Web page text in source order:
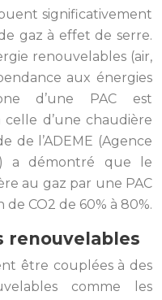
significativement
gaz à effet de serre.
renouvelables (air,
aux énergies
d’une PAC est
d’une chaudière
de l’ADEME (Agence
a démontré que le
au gaz par une PAC
CO2 de 60% à 80%.
renouvelables
être couplées à des
comme les